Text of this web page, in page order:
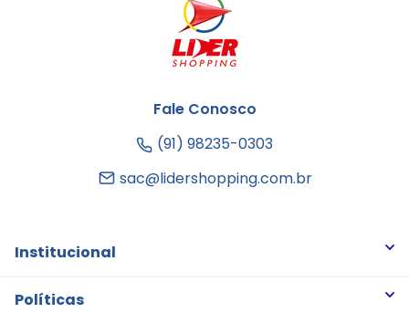
Fale Conosco
(91) 98235-0303
sac@lidershopping.com.br
Institucional
Quem somos
Políticas